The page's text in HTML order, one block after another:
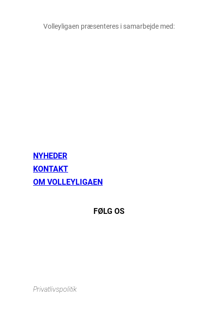
Volleyligaen præsenteres i samarbejde med:
NYHEDER
KONTAKT
OM VOLLEYLIGAEN
FØLG OS
Privatlivspolitik